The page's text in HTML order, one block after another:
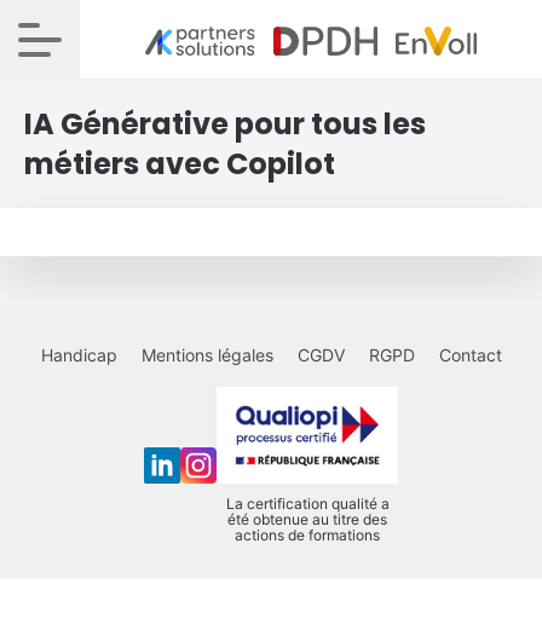
IA Générative pour tous les
métiers avec Copilot
Handicap Mentions légales CGDV RGPD Contact
La certification qualité a
été obtenue au titre des
actions de formations